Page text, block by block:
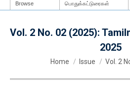
Browse பொதுக்கட்டுரைகள்
Vol. 2 No. 02 (2025):
2025
You are here:
Home Issue Vol. 2